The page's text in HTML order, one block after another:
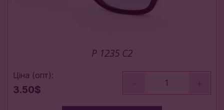
P 1235 C2
Ціна (опт):
3.50$
- +